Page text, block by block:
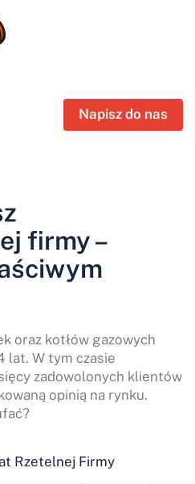
Napisz do nas
firmy –
oraz kotłów gazowych
lat. W tym czasie
zadowolonych klientów
opinią na rynku.
Rzetelnej Firmy